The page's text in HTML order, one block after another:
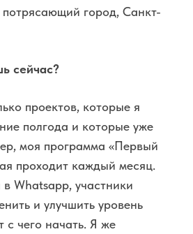
город, Санкт-
сейчас?
проектов, которые я
полгода и которые уже
моя программа «Первый
проходит каждый месяц.
Whatsapp, участники
и улучшить уровень
с чего начать. Я же